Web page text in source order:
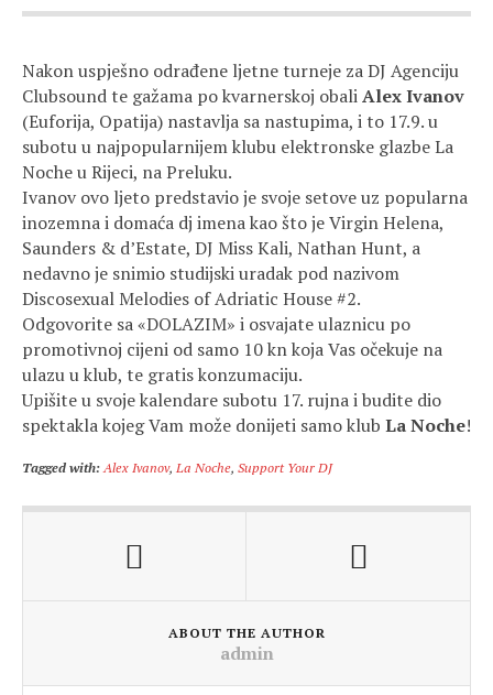
Nakon uspješno odrađene ljetne turneje za DJ Agenciju
Clubsound te gažama po kvarnerskoj obaliAlex Ivanov
(Euforija, Opatija) nastavlja sa nastupima, i to 17.9. u
subotu u najpopularnijem klubu elektronske glazbe La
Noche u Rijeci, na Preluku.
Ivanov ovo ljeto predstavio je svoje setove uz popularna
inozemna i domaća dj imena kao što je Virgin Helena,
Saunders & d’Estate, DJ Miss Kali, Nathan Hunt, a
nedavno je snimio studijski uradak pod nazivom
Discosexual Melodies of Adriatic House #2.
Odgovorite sa «DOLAZIM» i osvajate ulaznicu po
promotivnoj cijeni od samo 10 kn koja Vas očekuje na
ulazu u klub, te gratis konzumaciju.
Upišite u svoje kalendare subotu 17. rujna i budite dio
spektakla kojeg Vam može donijeti samo klub La Noche!
Tagged with: Alex Ivanov, La Noche, Support Your DJ
ABOUT THE AUTHOR
admin